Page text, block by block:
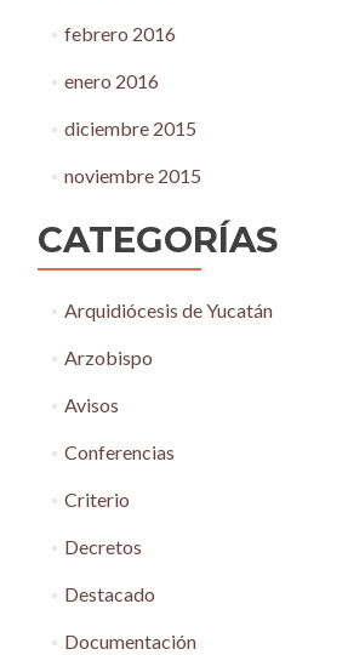
febrero 2016
enero 2016
diciembre 2015
noviembre 2015
CATEGORÍAS
Arquidiócesis de Yucatán
Arzobispo
Avisos
Conferencias
Criterio
Decretos
Destacado
Documentación